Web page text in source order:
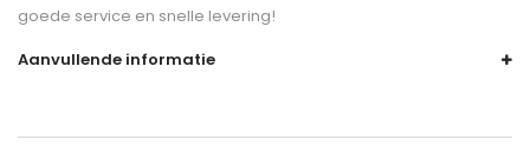
goede service en snelle levering!
Aanvullende informatie